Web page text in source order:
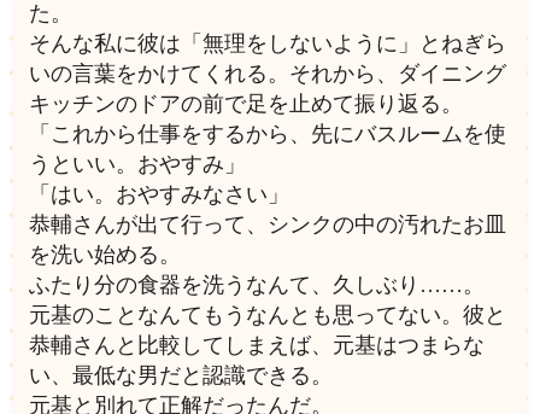
た。
そんな私に彼は「無理をしないように」とねぎら
いの言葉をかけてくれる。それから、ダイニング
キッチンのドアの前で足を止めて振り返る。
「これから仕事をするから、先にバスルームを使
うといい。おやすみ」
「はい。おやすみなさい」
恭輔さんが出て行って、シンクの中の汚れたお皿
を洗い始める。
ふたり分の食器を洗うなんて、久しぶり……。
元基のことなんてもうなんとも思ってない。彼と
恭輔さんと比較してしまえば、元基はつまらな
い、最低な男だと認識できる。
元基と別れて正解だったんだ。